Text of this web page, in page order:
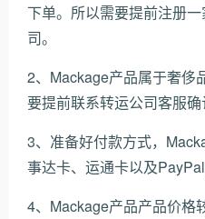
下单。所以需要提前注册
司。
2、Mackage产品属于奢侈
要提前联系转运公司客服确
3、准备好付款方式，
事达卡、运通卡以及PayPal
4、Mackage产品产品价格